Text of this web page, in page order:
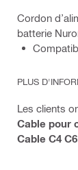
Cordon
batterie
PLUS
Les clients
Cable pour
Cable C4